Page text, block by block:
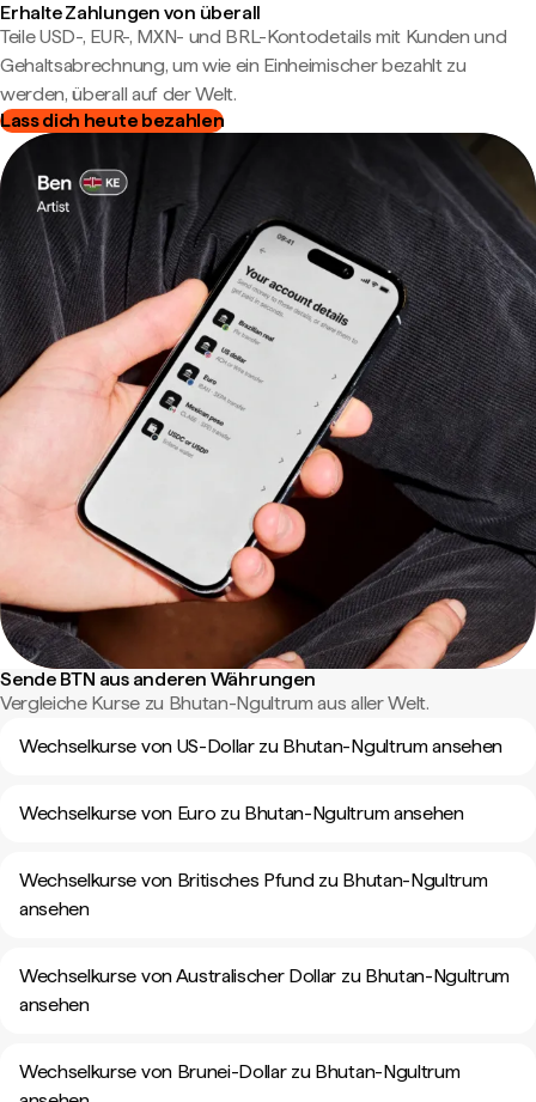
Erhalte Zahlungen von überall
Teile USD-, EUR-, MXN- und BRL-Kontodetails mit Kunden und
Gehaltsabrechnung, um wie ein Einheimischer bezahlt zu
werden, überall auf der Welt.
Lass dich heute bezahlen
Sende BTN aus anderen Währungen
Vergleiche Kurse zu Bhutan-Ngultrum aus aller Welt.
Wechselkurse von US-Dollar zu Bhutan-Ngultrum ansehen
Wechselkurse von Euro zu Bhutan-Ngultrum ansehen
Wechselkurse von Britisches Pfund zu Bhutan-Ngultrum
ansehen
Wechselkurse von Australischer Dollar zu Bhutan-Ngultrum
ansehen
Wechselkurse von Brunei-Dollar zu Bhutan-Ngultrum